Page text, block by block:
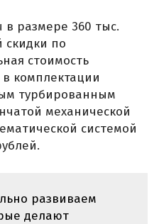
размере 360 тыс.
скидки по
стоимость
комплектации
турбированным
механической
системой
развиваем
делают